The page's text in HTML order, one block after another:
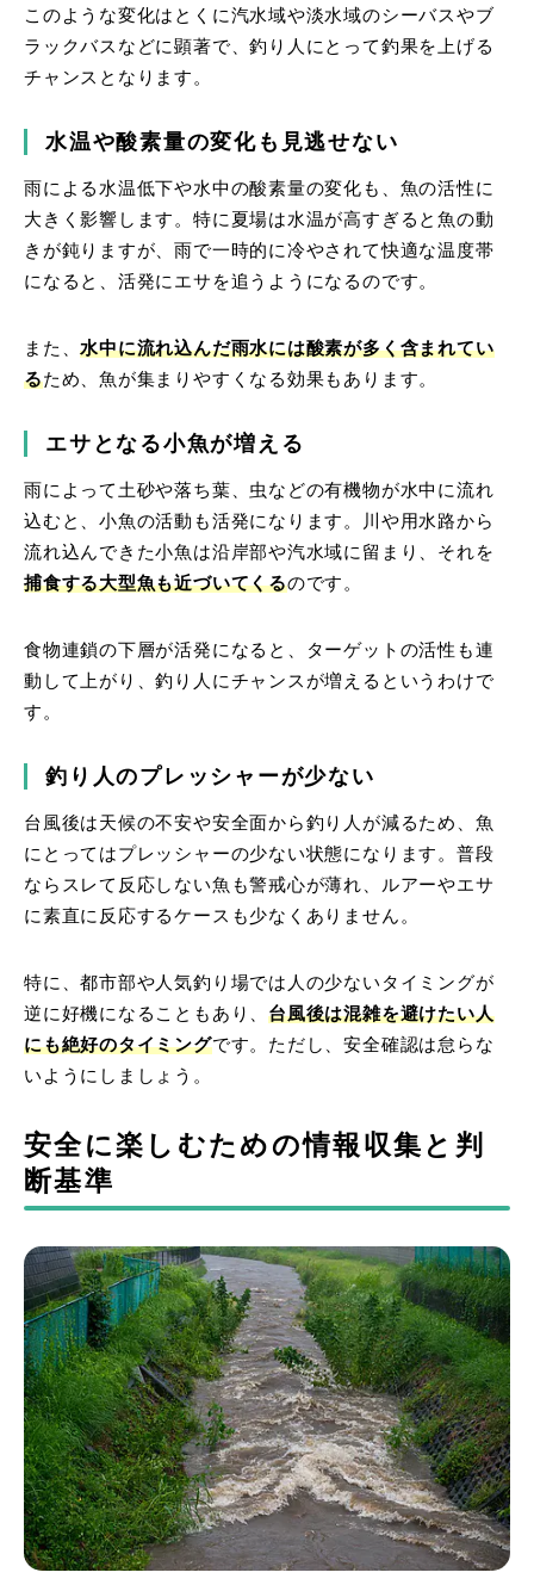
このような変化はとくに汽水域や淡水域のシーバスやブ
ラックバスなどに顕著で、釣り人にとって釣果を上げる
チャンスとなります。
水温や酸素量の変化も見逃せない
雨による水温低下や水中の酸素量の変化も、魚の活性に
大きく影響します。特に夏場は水温が高すぎると魚の動
きが鈍りますが、雨で一時的に冷やされて快適な温度帯
になると、活発にエサを追うようになるのです。
また、水中に流れ込んだ雨水には酸素が多く含まれてい
るため、魚が集まりやすくなる効果もあります。
エサとなる小魚が増える
雨によって土砂や落ち葉、虫などの有機物が水中に流れ
込むと、小魚の活動も活発になります。
川や用水路から
流れ込んできた小魚は沿岸部や汽水域に留まり、それを
捕食する大型魚も近づいてくるのです。
食物連鎖の下層が活発になると、ターゲットの活性も連
動して上がり、釣り人にチャンスが増えるというわけで
す。
釣り人のプレッシャーが少ない
台風後は天候の不安や安全面から釣り人が減るため、魚
にとってはプレッシャーの少ない状態になります。普段
ならスレて反応しない魚も警戒心が薄れ、ルアーやエサ
に素直に反応するケースも少なくありません。
特に、都市部や人気釣り場では人の少ないタイミングが
逆に好機になることもあり、台風後は混雑を避けたい人
にも絶好のタイミングです。ただし、安全確認は怠らな
いようにしましょう。
安全に楽しむための情報収集と判
断基準